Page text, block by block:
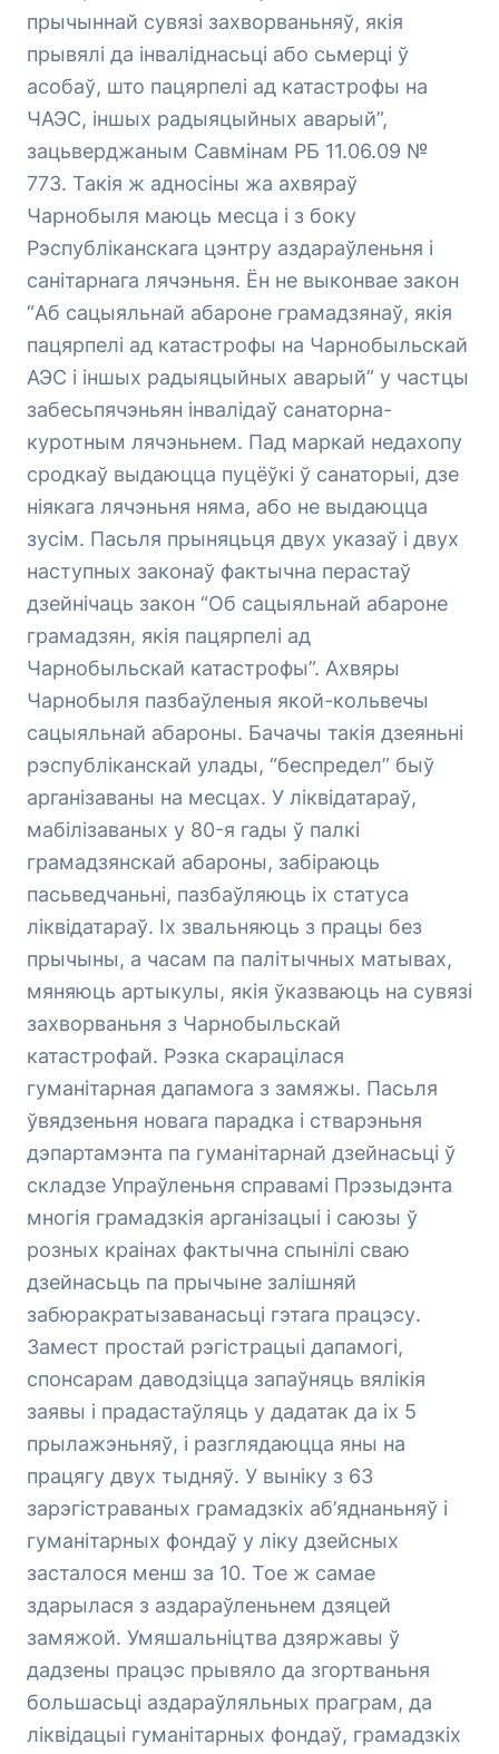
прычыннай сувязі захворваньняў, якія
прывялі да інваліднасьці або сьмерці ў
асобаў, што пацярпелі ад катастрофы на
ЧАЭС, іншых радыяцыйных аварый”,
зацьверджаным Савмінам РБ 11.06.09 №
773. Такія ж адносіны жа ахвяраў
Чарнобыля маюць месца і з боку
Рэспубліканскага цэнтру аздараўленьня і
санітарнага лячэньня. Ён не выконвае закон
“Аб сацыяльнай абароне грамадзянаў, якія
пацярпелі ад катастрофы на Чарнобыльскай
АЭС і іншых радыяцыйных аварый” у частцы
забесьпячэньян інвалідаў санаторна-
куротным лячэньнем. Пад маркай недахопу
сродкаў выдаюцца пуцёўкі ў санаторыі, дзе
ніякага лячэньня няма, або не выдаюцца
зусім. Пасьля прыняцьця двух указаў і двух
наступных законаў фактычна перастаў
дзейнічаць закон “Об сацыяльнай абароне
грамадзян, якія пацярпелі ад
Чарнобыльскай катастрофы”. Ахвяры
Чарнобыля пазбаўленыя якой-кольвечы
сацыяльнай абароны. Бачачы такія дзеяньні
рэспубліканскай улады, “беспредел” быў
арганізаваны на месцах. У ліквідатараў,
мабілізаваных у 80-я гады ў палкі
грамадзянскай абароны, забіраюць
пасьведчаньні, пазбаўляюць іх статуса
ліквідатараў. Іх звальняюць з працы без
прычыны, а часам па палітычных матывах,
мяняюць артыкулы, якія ўказваюць на сувязі
захворваньня з Чарнобыльскай
катастрофай. Рэзка скарацілася
гуманітарная дапамога з замяжы. Пасьля
ўвядзеньня новага парадка і стварэньня
дэпартамэнта па гуманітарнай дзейнасьці ў
складзе Упраўленьня справамі Прэзыдэнта
многія грамадзкія арганізацыі і саюзы ў
розных краінах фактычна спынілі сваю
дзейнасьць па прычыне залішняй
забюракратызаванасьці гэтага працэсу.
Замест простай рэгістрацыі дапамогі,
спонсарам даводзіцца запаўняць вялікія
заявы і прадастаўляць у дадатак да іх 5
прылажэньняў, і разглядаюцца яны на
працягу двух тыдняў. У выніку з 63
зарэгістраваных грамадзкіх аб’яднаньняў і
гуманітарных фондаў у ліку дзейсных
засталося менш за 10. Тое ж самае
здарылася з аздараўленьнем дзяцей
замяжой. Умяшальніцтва дзяржавы ў
дадзены працэс прывяло да згортваньня
большасьці аздараўляльных праграм, да
ліквідацыі гуманітарных фондаў, грамадзкіх